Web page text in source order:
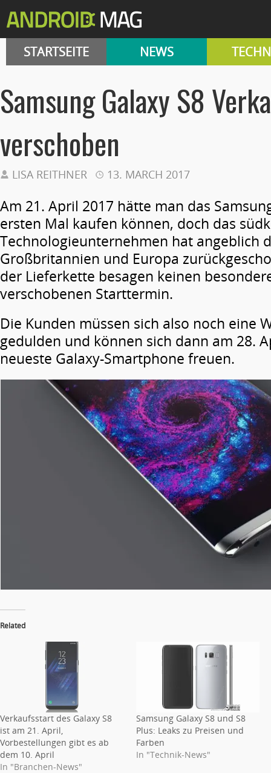
STARTSEITE NEWS
Samsung Galaxy S8
verschoben
LISA REITHNER 13. MARCH 2017
Am 21. April 2017 hätte man das
ersten Mal kaufen können, doch das
Technologieunternehmen hat angeblich
Großbritannien und Europa
der Lieferkette besagen keinen
verschobenen Starttermin.
Die Kunden müssen sich also noch eine
gedulden und können sich dann am 28.
neueste Galaxy-Smartphone freuen.
Related
Verkaufsstart des Galaxy S8
ist am 21. April,
Vorbestellungen gibt es ab
dem 10. April
In "Branchen-News"
Samsung Galaxy S8 und S8
Plus: Leaks zu Preisen und
Farben
In "Technik-News"